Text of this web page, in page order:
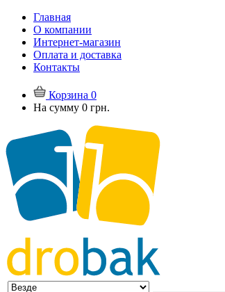
Главная
О компании
Интернет-магазин
Оплата и доставка
Контакты
Корзина 0
На сумму 0 грн.